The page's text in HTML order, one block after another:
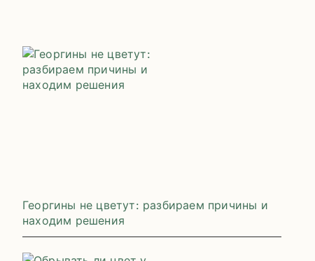
Георгины не цветут: разбираем причины и
находим решения